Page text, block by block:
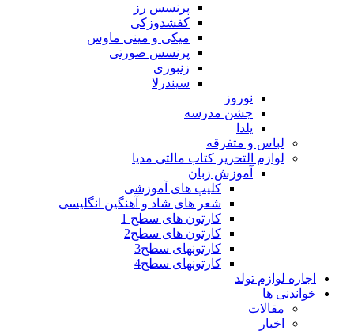
پرنسس رز
کفشدوزکی
میکی و مینی ماوس
پرنسس صورتی
زنبوری
سیندرلا
نوروز
جشن مدرسه
یلدا
لباس و متفرقه
لوازم التحریر کتاب مالتی مدیا
آموزش زبان
کلیپ های آموزشی
شعر های شاد و آهنگین انگلیسی
کارتون های سطح 1
کارتون های سطح2
کارتونهای سطح3
کارتونهای سطح4
اجاره لوازم تولد
خواندنی ها
مقالات
اخبار